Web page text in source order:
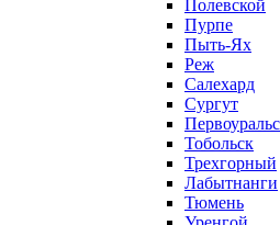
Полевской
Пурпе
Пыть-Ях
Реж
Салехард
Сургут
Тобольск
Трехгорный
Лабытнанги
Тюмень